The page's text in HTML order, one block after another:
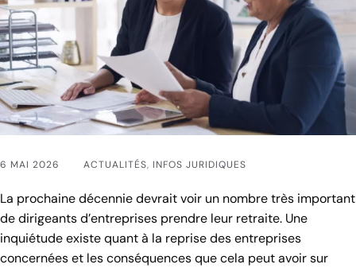
6 MAI 2026 ACTUALITÉS, INFOS JURIDIQUES
La prochaine décennie devrait voir un nombre très important
de dirigeants d’entreprises prendre leur retraite. Une
inquiétude existe quant à la reprise des entreprises
concernées et les conséquences que cela peut avoir sur